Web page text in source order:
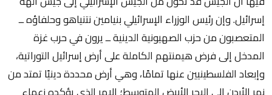
إسرائيل. وإن رئيس الوزراء الإسرائيلي بنيامين نتنياهو وحلفاؤه ــ
المتعصبون من حزب الصهيونية الدينية ــ يرون في حرب غزة
المدخل إلى فرض هيمنتهم الكاملة على أرض إسرائيل التوراتية،
وإبعاد الفلسطينيين عنها تمامًا، وهي أرض محددة دينيًا تمتد من